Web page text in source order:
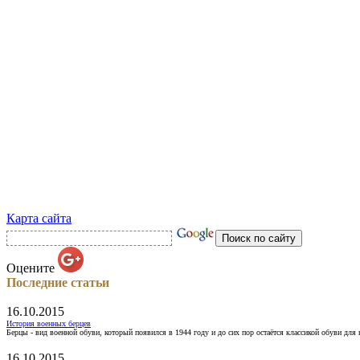
Карта сайта
Оцените
Последние статьи
16.10.2015
История военных берцев
Берцы - вид военной обуви, который появился в 1944 году и до сих пор остаётся классикой обуви